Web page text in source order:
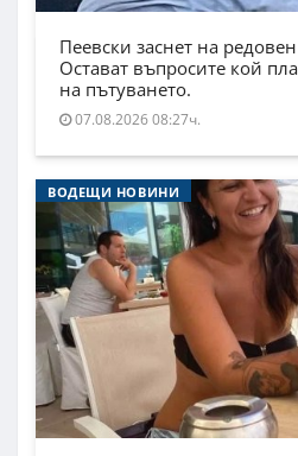
Пеевски заснет на
Остават въпросите кой
на пътуването.
07.08.2026 08:27ч.
ВОДЕЩИ НОВИНИ